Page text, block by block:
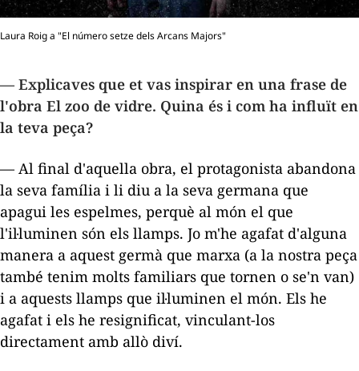
Laura Roig a "El número setze dels Arcans Majors"
— Explicaves que et vas inspirar en una frase de
l'obra El zoo de vidre. Quina és i com ha influït en
la teva peça?
— Al final d'aquella obra, el protagonista abandona
la seva família i li diu a la seva germana que
apagui les espelmes, perquè al món el que
l'il·luminen són els llamps. Jo m'he agafat d'alguna
manera a aquest germà que marxa (a la nostra peça
també tenim molts familiars que tornen o se'n van)
i a aquests llamps que il·luminen el món. Els he
agafat i els he resignificat, vinculant-los
directament amb allò diví.